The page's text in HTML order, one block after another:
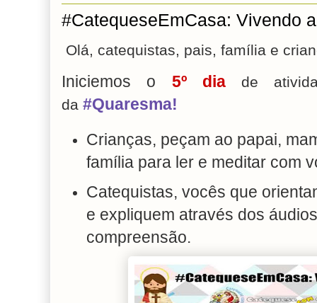
#CatequeseEmCasa: Vivendo
Olá, catequistas, pais, família e
Iniciemos o 5º diade
da #Quaresma!
Crianças, peçam ao papai,
família para ler e meditar com
Catequistas, vocês que
e expliquem através dos
compreensão.